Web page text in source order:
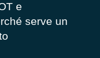
e
serve un